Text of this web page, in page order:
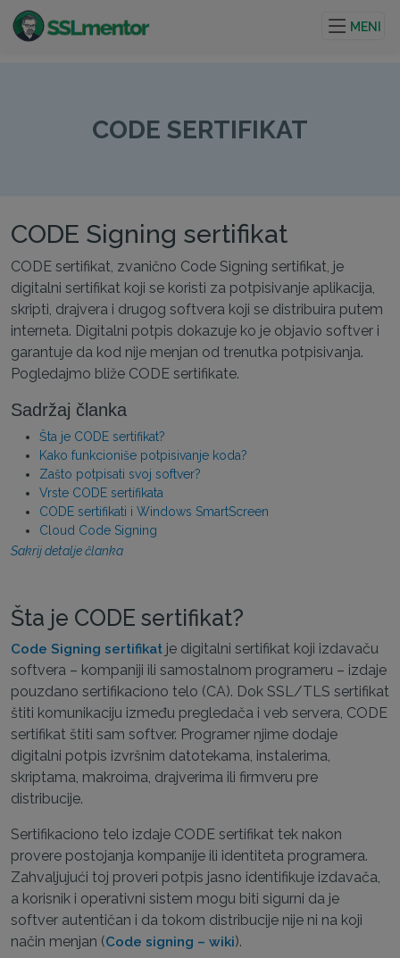
projekte.
MENI
CODE SERTIFIKAT
CODE Signing sertifikat
CODE sertifikat, zvanično Code Signing sertifikat, je
digitalni sertifikat koji se koristi za potpisivanje aplikacija,
skripti, drajvera i drugog softvera koji se distribuira putem
interneta. Digitalni potpis dokazuje ko je objavio softver i
garantuje da kod nije menjan od trenutka potpisivanja.
Pogledajmo bliže CODE sertifikate.
Sadržaj članka
Šta je CODE sertifikat?
Kako funkcioniše potpisivanje koda?
Zašto potpisati svoj softver?
Vrste CODE sertifikata
CODE sertifikati i Windows SmartScreen
Cloud Code Signing
Sakrij detalje članka
Šta je CODE sertifikat?
Code Signing sertifikat je digitalni sertifikat koji izdavaču
softvera – kompaniji ili samostalnom programeru – izdaje
pouzdano sertifikaciono telo (CA). Dok SSL/TLS sertifikat
štiti komunikaciju između pregledača i veb servera, CODE
sertifikat štiti sam softver. Programer njime dodaje
digitalni potpis izvršnim datotekama, instalerima,
skriptama, makroima, drajverima ili firmveru pre
distribucije.
Sertifikaciono telo izdaje CODE sertifikat tek nakon
provere postojanja kompanije ili identiteta programera.
Zahvaljujući toj proveri potpis jasno identifikuje izdavača,
a korisnik i operativni sistem mogu biti sigurni da je
softver autentičan i da tokom distribucije nije ni na koji
način menjan (Code signing – wiki).